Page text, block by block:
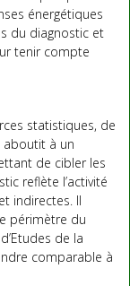
énergétiques
du diagnostic et
tenir compte
statistiques, de
aboutit à un
de cibler les
reflète l’activité
indirectes. Il
périmètre du
de la
comparable à